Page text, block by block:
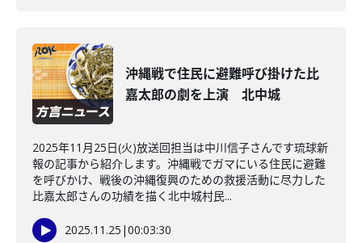
沖縄戦で住民に避難呼び掛けた比
嘉太郎の劇を上演 北中城
2025年11月25日(火)放送回担当は中川信子さんです琉球新
報の記事から紹介します。沖縄戦でガマにいる住民に避難
を呼びかけ、戦後の沖縄復興のための救援活動に尽力した
比嘉太郎さんの功績を描く北中城村民...
2025.11.25 |00:03:30